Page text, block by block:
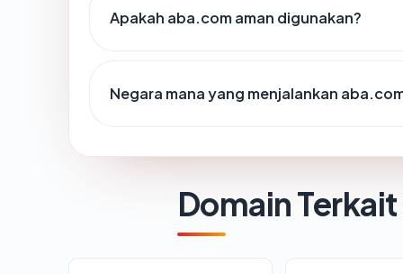
Apakah aba.com aman digunakan?
Negara mana yang menjalankan
Domain Terkait